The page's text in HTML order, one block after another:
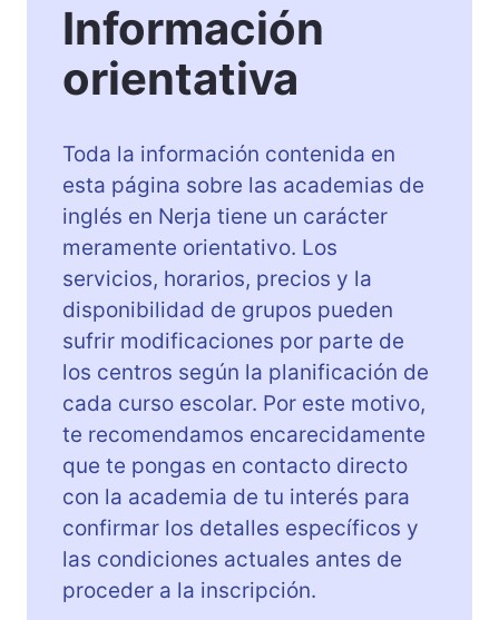
Información
orientativa
Toda la información contenida en
esta página sobre las academias de
inglés en Nerja tiene un carácter
meramente orientativo. Los
servicios, horarios, precios y la
disponibilidad de grupos pueden
sufrir modificaciones por parte de
los centros según la planificación de
cada curso escolar. Por este motivo,
te recomendamos encarecidamente
que te pongas en contacto directo
con la academia de tu interés para
confirmar los detalles específicos y
las condiciones actuales antes de
proceder a la inscripción.